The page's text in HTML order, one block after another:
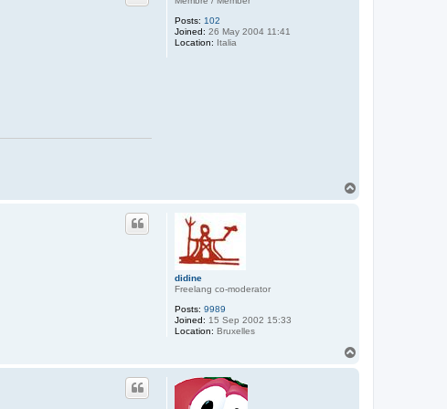
Posts: 102
Joined: 26 May 2004 11:41
Location: Italia
didine
Freelang co-moderator
Posts: 9989
Joined: 15 Sep 2002 15:33
Location: Bruxelles